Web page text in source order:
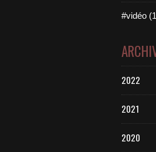
#vidéo
2022
2021
2020